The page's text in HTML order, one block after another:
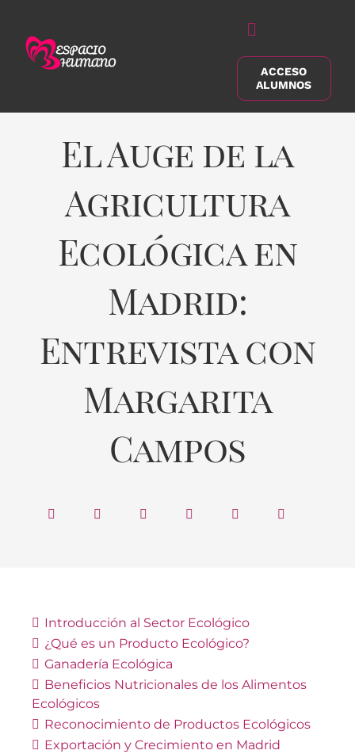
contenido
Alternar
navegación
Buscar:
ACCESO
ALUMNOS
El Auge de la
Agricultura
Ecológica en
Madrid:
Entrevista con
Margarita
Campos
Introducción al Sector Ecológico
¿Qué es un Producto Ecológico?
Ganadería Ecológica
Beneficios Nutricionales de los Alimentos
Ecológicos
Reconocimiento de Productos Ecológicos
Exportación y Crecimiento en Madrid